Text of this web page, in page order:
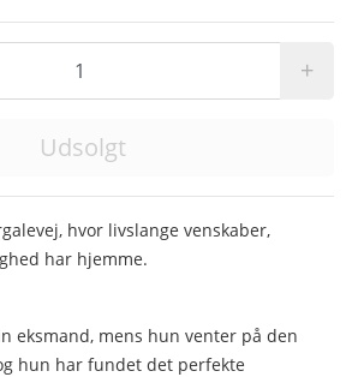
+
Udsolgt
hvor livslange venskaber,
har hjemme.
eksmand, mens hun venter på den
hun har fundet det perfekte